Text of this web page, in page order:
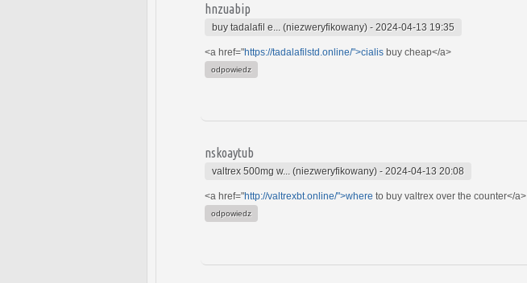
hnzuabip
buy tadalafil e... (niezweryfikowany) - 2024-04-13 19:35
<a href="https://tadalafilstd.online/">cialis buy cheap</a>
odpowiedz
nskoaytub
valtrex 500mg w... (niezweryfikowany) - 2024-04-13 20:08
<a href="http://valtrexbt.online/">where to buy valtrex over the counter</a>
odpowiedz